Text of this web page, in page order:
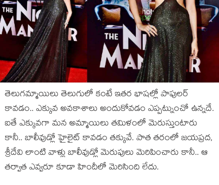
తెలుగమ్మాయిలు తెలుగులో కంటే ఇతర భాషల్లో పాపులర్
కావడం.. ఎక్కువ అవకాశాలు అందుకోవడం ఎప్పట్నుంచో ఉన్నదే.
ఐతే ఎక్కువగా మన అమ్మాయిలు తమిళంలో మెరుస్తుంటారు
కానీ.. బాలీవుడ్లో హైలైట్ కావడం తక్కువే. పాత తరంలో జయప్రద,
శ్రీదేవి లాంటి వాళ్లు బాలీవుడ్లో మెరుపులు మెరిపించారు కానీ.. ఆ
తర్వాత ఎవ్వరూ కూడా హిందీలో మెరిసింది లేదు.